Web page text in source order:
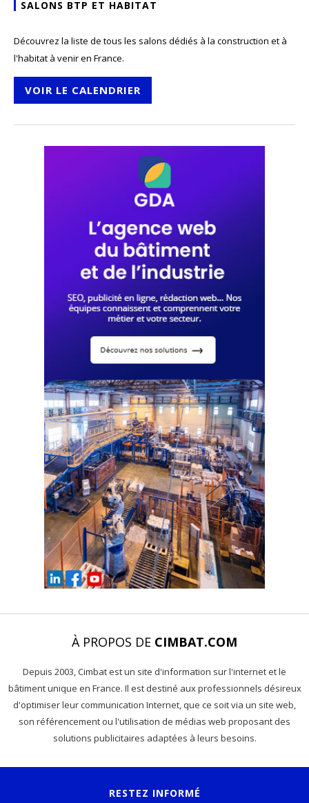
SALONS BTP ET HABITAT
Découvrez la liste de tous les salons dédiés à la construction et à
l'habitat à venir en France.
VOIR LE CALENDRIER
À PROPOS DE CIMBAT.COM
Depuis 2003, Cimbat est un site d'information sur l'internet et le
bâtiment unique en France. Il est destiné aux professionnels désireux
d'optimiser leur communication Internet, que ce soit via un site web,
son référencement ou l'utilisation de médias web proposant des
solutions publicitaires adaptées à leurs besoins.
RESTEZ INFORMÉ